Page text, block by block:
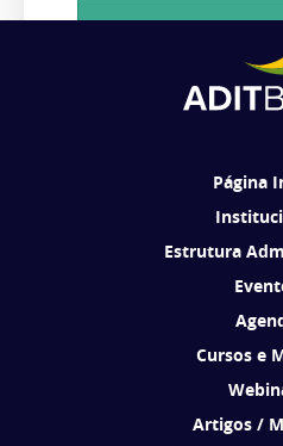
Ao se cadastrar, você concorda em
Página
Estrutura
Cursos e
Artigos /